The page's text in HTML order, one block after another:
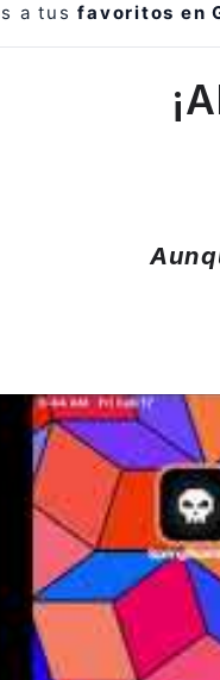
a tusfavoritos en